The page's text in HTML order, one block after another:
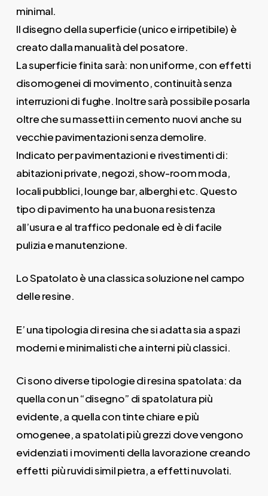
minimal.
Il disegno della superficie (unico e irripetibile) è
creato dalla manualità del posatore.
La superficie finita sarà: non uniforme, con effetti
disomogenei di movimento, continuità senza
interruzioni di fughe. Inoltre sarà possibile posarla
oltre che su massetti in cemento nuovi anche su
vecchie pavimentazioni senza demolire.
Indicato per pavimentazioni e rivestimenti di:
abitazioni private, negozi, show-room moda,
locali pubblici, lounge bar, alberghi etc. Questo
tipo di pavimento ha una buona resistenza
all’usura e al traffico pedonale ed è di facile
pulizia e manutenzione.
Lo Spatolato è una classica soluzione nel campo
delle resine.
E’ una tipologia di resina che si adatta sia a spazi
moderni e minimalisti che a interni più classici.
Ci sono diverse tipologie di resina spatolata: da
quella con un “disegno” di spatolatura più
evidente, a quella con tinte chiare e più
omogenee, a spatolati più grezzi dove vengono
evidenziati i movimenti della lavorazione creando
effetti più ruvidi simil pietra, a effetti nuvolati.